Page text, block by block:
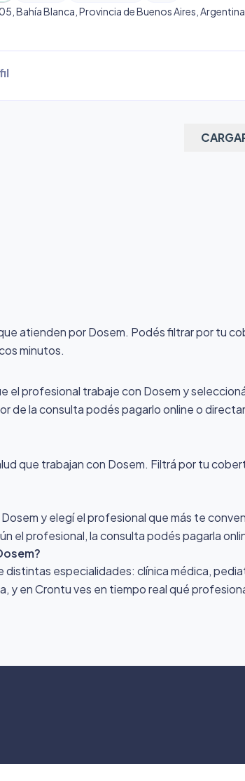
atienden por Dosem. Podés filtrar por tu
minutos.
el profesional trabaje con Dosem y
de la consulta podés pagarlo online o
que trabajan con Dosem. Filtrá por tu
y elegí el profesional que más te
el profesional, la consulta podés pagarla
especialidades: clínica médica,
y en Crontu ves en tiempo real qué
©2026